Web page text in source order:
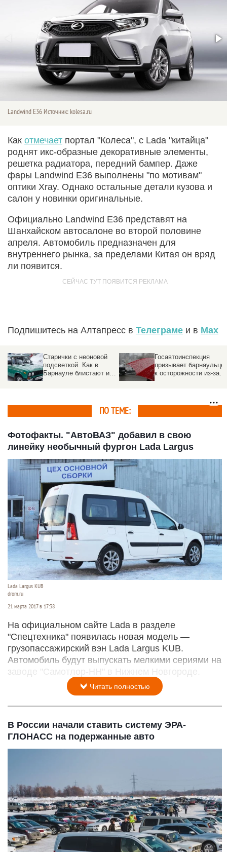
Landwind E36 Источник: kolesa.ru
Как отмечает портал "Колеса", с Lada "китайца"
роднят икс-образные декоративные элементы,
решетка радиатора, передний бампер. Даже
фары Landwind E36 выполнены "по мотивам"
оптики Xray. Однако остальные детали кузова и
салон у новинки оригинальные.
Официально Landwind E36 представят на
Шанхайском автосалоне во второй половине
апреля. Автомобиль предназначен для
внутреннего рынка, за пределами Китая он вряд
ли появится.
Подпишитесь на Алтапресс в Телеграме и в Max
Старички с неоновой
подсветкой. Как в
Барнауле блистают и
Госавтоинспекция
призывает
к осторожности из-за
ПО ТЕМЕ:
Фотофакты. "АвтоВАЗ" добавил в свою
линейку необычный фургон Lada Largus
Lada Largus KUB
drom.ru
21 марта 2017 в 17:38
На официальном сайте Lada в разделе
"Спецтехника" появилась новая модель —
грузопассажирский вэн Lada Largus KUB.
Автомобиль будут выпускать мелкими сериями на
заводе "Самотлор-НН" в Нижнем Новгороде.
Читать полностью
В России начали ставить систему ЭРА-
ГЛОНАСС на подержанные авто